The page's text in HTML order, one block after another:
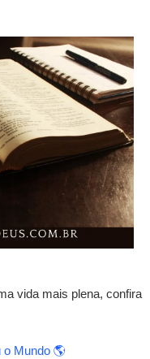
vida mais plena, confira
o Mundo 🌎